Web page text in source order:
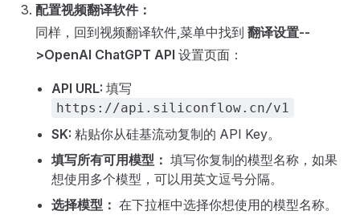
配置视频翻译软件：
同样，回到视频翻译软件,菜单中找到 翻译设置--
>OpenAI ChatGPT API 设置页面：
API URL: 填写
https://api.siliconflow.cn/v1
SK: 粘贴你从硅基流动复制的 API Key。
填写所有可用模型： 填写你复制的模型名称，如果
想使用多个模型，可以用英文逗号分隔。
选择模型： 在下拉框中选择你想使用的模型名称。